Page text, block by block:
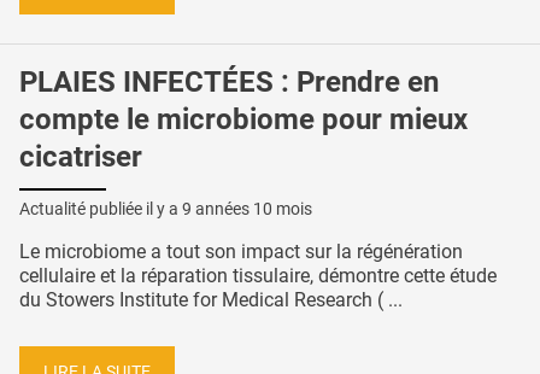
PLAIES INFECTÉES : Prendre en
compte le microbiome pour mieux
cicatriser
Actualité publiée il y a 9 années 10 mois
Le microbiome a tout son impact sur la régénération
cellulaire et la réparation tissulaire, démontre cette étude
du Stowers Institute for Medical Research ( ...